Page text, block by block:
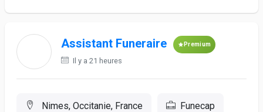
Assistant Funeraire Premium
Il y a 21 heures
Nimes, Occitanie, France Funecap